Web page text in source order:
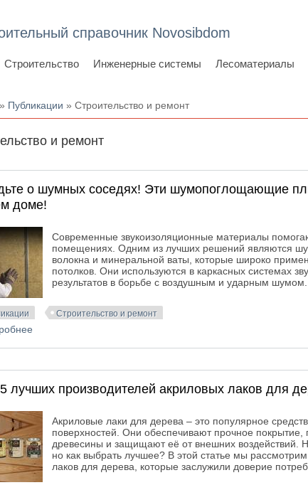
справочник Novosibdom
Строительство Инженерные системы Лесоматериалы
» Публикации » Строительство и ремонт
и ремонт
о шумных соседях! Эти шумопоглощающие
доме!
Современные звукоизоляционные материалы
помещениях. Одним из лучших решений являются
волокна и минеральной ваты, которые широко
потолков. Они используются в каркасных системах
результатов в борьбе с воздушным и ударным шумом.
Строительство и ремонт
лучших производителей акриловых лаков для
Акриловые лаки для дерева – это популярное
поверхностей. Они обеспечивают прочное покрытие,
древесины и защищают её от внешних воздействий.
но как выбрать лучшее? В этой статье мы
лаков для дерева, которые заслужили доверие